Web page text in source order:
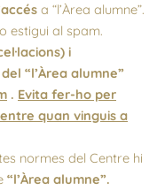
a “l’Àrea alumne”.
estigui al spam.
i
“l’Àrea alumne”
. Evita fer-ho per
quan vinguis a
normes del Centre hi
“l’Àrea alumne”.